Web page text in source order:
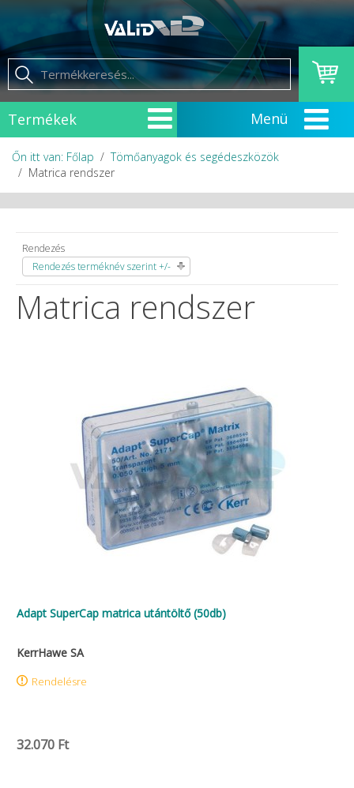
Termékek
Őn itt van: Főlap
Tömőanyagok és segédeszközök
Matrica rendszer
Rendezés
Rendezés terméknév szerint +/-
Matrica rendszer
Adapt SuperCap matrica utántöltő (50db)
KerrHawe SA
Rendelésre
32.070 Ft